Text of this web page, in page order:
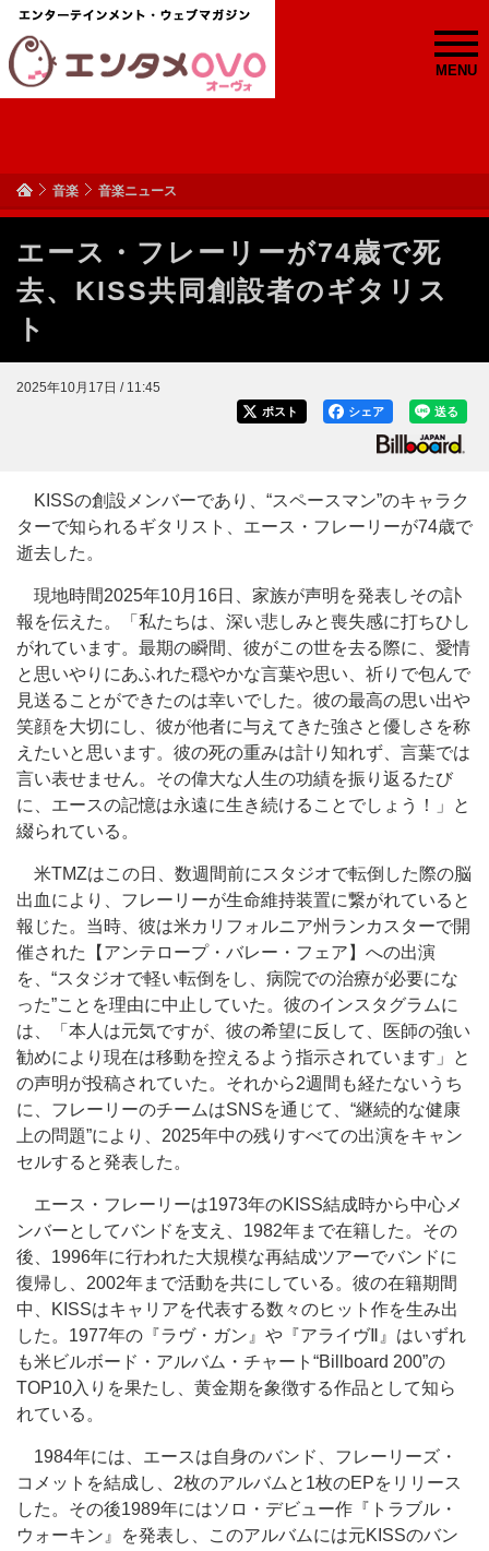
MENU
音楽 音楽ニュース
エース・フレーリーが74歳で死
去、KISS共同創設者のギタリス
ト
2025年10月17日 / 11:45
送る
シェア
ポスト
KISSの創設メンバーであり、“スペースマン”のキャラク
ターで知られるギタリスト、エース・フレーリーが74歳で
逝去した。
現地時間2025年10月16日、家族が声明を発表しその訃
報を伝えた。「私たちは、深い悲しみと喪失感に打ちひし
がれています。最期の瞬間、彼がこの世を去る際に、愛情
と思いやりにあふれた穏やかな言葉や思い、祈りで包んで
見送ることができたのは幸いでした。彼の最高の思い出や
笑顔を大切にし、彼が他者に与えてきた強さと優しさを称
えたいと思います。彼の死の重みは計り知れず、言葉では
言い表せません。その偉大な人生の功績を振り返るたび
に、エースの記憶は永遠に生き続けることでしょう！」と
綴られている。
米TMZはこの日、数週間前にスタジオで転倒した際の脳
出血により、フレーリーが生命維持装置に繋がれていると
報じた。当時、彼は米カリフォルニア州ランカスターで開
催された【アンテロープ・バレー・フェア】への出演
を、“スタジオで軽い転倒をし、病院での治療が必要にな
った”ことを理由に中止していた。彼のインスタグラムに
は、「本人は元気ですが、彼の希望に反して、医師の強い
勧めにより現在は移動を控えるよう指示されています」と
の声明が投稿されていた。それから2週間も経たないうち
に、フレーリーのチームはSNSを通じて、“継続的な健康
上の問題”により、2025年中の残りすべての出演をキャン
セルすると発表した。
エース・フレーリーは1973年のKISS結成時から中心メ
ンバーとしてバンドを支え、1982年まで在籍した。その
後、1996年に行われた大規模な再結成ツアーでバンドに
復帰し、2002年まで活動を共にしている。彼の在籍期間
中、KISSはキャリアを代表する数々のヒット作を生み出
した。1977年の『ラヴ・ガン』や『アライヴⅡ』はいずれ
も米ビルボード・アルバム・チャート“Billboard 200”の
TOP10入りを果たし、黄金期を象徴する作品として知ら
れている。
1984年には、エースは自身のバンド、フレーリーズ・
コメットを結成し、2枚のアルバムと1枚のEPをリリース
した。その後1989年にはソロ・デビュー作『トラブル・
ウォーキン』を発表し、このアルバムには元KISSのバン